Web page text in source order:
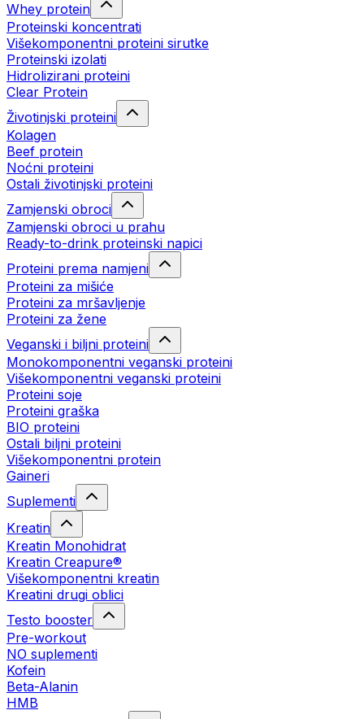
Whey protein
Proteinski koncentrati
Višekomponentni proteini sirutke
Proteinski izolati
Hidrolizirani proteini
Clear Protein
Životinjski proteini
Kolagen
Beef protein
Noćni proteini
Ostali životinjski proteini
Zamjenski obroci
Zamjenski obroci u prahu
Ready-to-drink proteinski napici
Proteini prema namjeni
Proteini za mišiće
Proteini za mršavljenje
Proteini za žene
Veganski i biljni proteini
Monokomponentni veganski proteini
Višekomponentni veganski proteini
Proteini soje
Proteini graška
BIO proteini
Ostali biljni proteini
Višekomponentni protein
Gaineri
Suplementi
Kreatin
Kreatin Monohidrat
Kreatin Creapure®
Višekomponentni kreatin
Kreatini drugi oblici
Testo booster
Pre-workout
NO suplementi
Kofein
Beta-Alanin
HMB